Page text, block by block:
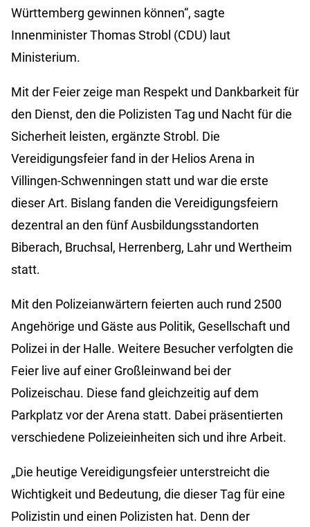
Württemberg gewinnen können“, sagte
Innenminister Thomas Strobl (CDU) laut
Ministerium.
Mit der Feier zeige man Respekt und Dankbarkeit für
den Dienst, den die Polizisten Tag und Nacht für die
Sicherheit leisten, ergänzte Strobl. Die
Vereidigungsfeier fand in der Helios Arena in
Villingen-Schwenningen statt und war die erste
dieser Art. Bislang fanden die Vereidigungsfeiern
dezentral an den fünf Ausbildungsstandorten
Biberach, Bruchsal, Herrenberg, Lahr und Wertheim
statt.
Mit den Polizeianwärtern feierten auch rund 2500
Angehörige und Gäste aus Politik, Gesellschaft und
Polizei in der Halle. Weitere Besucher verfolgten die
Feier live auf einer Großleinwand bei der
Polizeischau. Diese fand gleichzeitig auf dem
Parkplatz vor der Arena statt. Dabei präsentierten
verschiedene Polizeieinheiten sich und ihre Arbeit.
„Die heutige Vereidigungsfeier unterstreicht die
Wichtigkeit und Bedeutung, die dieser Tag für eine
Polizistin und einen Polizisten hat. Denn der